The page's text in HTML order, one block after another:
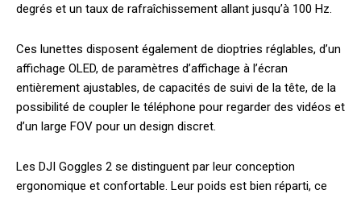
degrés et un taux de rafraîchissement allant jusqu’à 100 Hz.
Ces lunettes disposent également de dioptries réglables, d’un
affichage OLED, de paramètres d’affichage à l’écran
entièrement ajustables, de capacités de suivi de la tête, de la
possibilité de coupler le téléphone pour regarder des vidéos et
d’un large FOV pour un design discret.
Les DJI Goggles 2 se distinguent par leur conception
ergonomique et confortable. Leur poids est bien réparti, ce